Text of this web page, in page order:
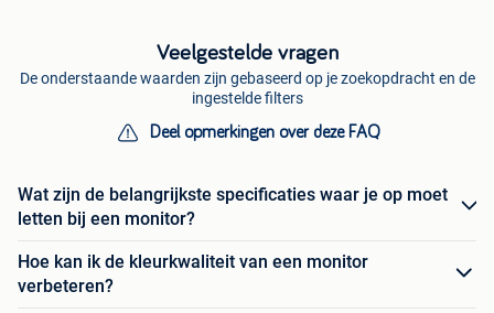
Veelgestelde vragen
De onderstaande waarden zijn gebaseerd op je zoekopdracht en de
ingestelde filters
Deel opmerkingen over deze FAQ
Wat zijn de belangrijkste specificaties waar je op moet
letten bij een monitor?
Hoe kan ik de kleurkwaliteit van een monitor
verbeteren?